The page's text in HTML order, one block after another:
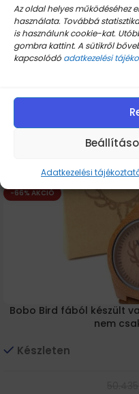
Az oldal helyes működéséhez
használata. Továbbá
is használunk cookie-kat.
gombra kattint. A sütikről
kapcsolódó adatkezelési
Adatkezelési
Leírás
H7 xenon szett, H7
Boltban. Tekintsd meg
-66% AKCIÓ
Bobo Bird fából készült
nem
Készleten